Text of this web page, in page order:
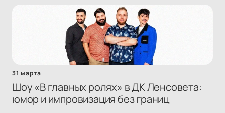
31 марта
Шоу «В главных ролях» в ДК Ленсовета:
юмор и импровизация без границ